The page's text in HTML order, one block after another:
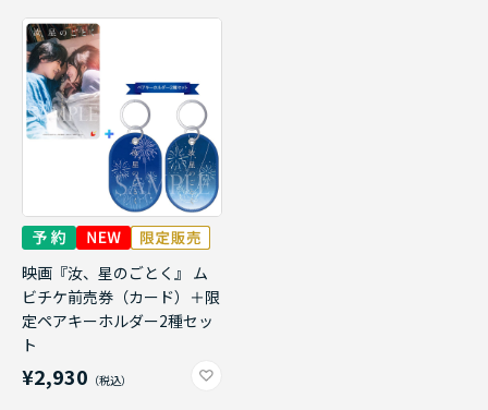
映画『汝、星のごとく』 ム
ビチケ前売券（カード）＋限
定ペアキーホルダー2種セッ
ト
¥2,930